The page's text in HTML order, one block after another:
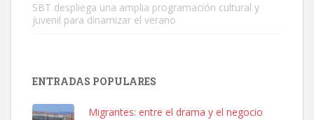
Leales.org » Gran Canaria
SBT despliega una amplia programación cultural y
juvenil para dinamizar el verano
ENTRADAS POPULARES
Migrantes: entre el drama y el negocio